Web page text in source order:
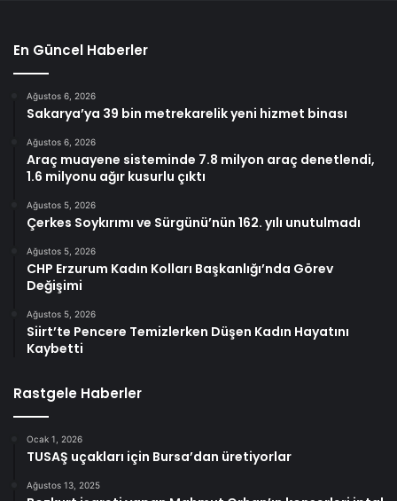
En Güncel Haberler
Ağustos 6, 2026
Sakarya’ya 39 bin metrekarelik yeni hizmet binası
Ağustos 6, 2026
Araç muayene sisteminde 7.8 milyon araç denetlendi,
1.6 milyonu ağır kusurlu çıktı
Ağustos 5, 2026
Çerkes Soykırımı ve Sürgünü’nün 162. yılı unutulmadı
Ağustos 5, 2026
CHP Erzurum Kadın Kolları Başkanlığı’nda Görev
Değişimi
Ağustos 5, 2026
Siirt’te Pencere Temizlerken Düşen Kadın Hayatını
Kaybetti
Rastgele Haberler
Ocak 1, 2026
TUSAŞ uçakları için Bursa’dan üretiyorlar
Ağustos 13, 2025